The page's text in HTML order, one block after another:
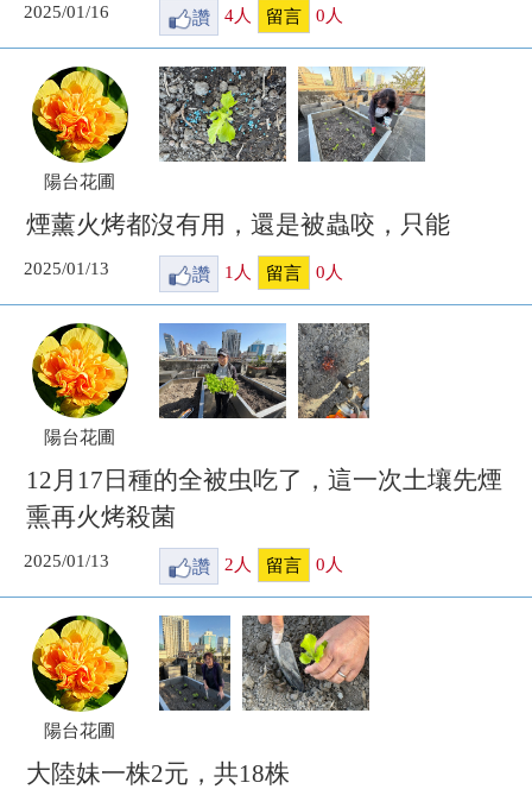
2025/01/16 讚 4人 留言 0 人
陽台花圃
煙薰火烤都沒有用，還是被蟲咬，只能
2025/01/13 讚 1 人 留言 0 人
陽台花圃
12月17日種的全被虫吃了，這一次土壤先煙
熏再火烤殺菌
2025/01/13 讚 2人 留言 0人
陽台花圃
大陸妹一株2元，共18株